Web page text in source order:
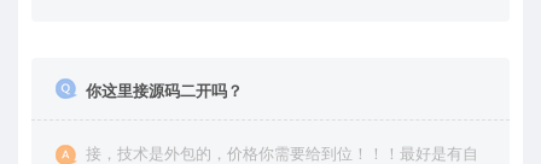
你这里接源码二开吗？
接，技术是外包的，价格你需要给到位！！！最好是有自